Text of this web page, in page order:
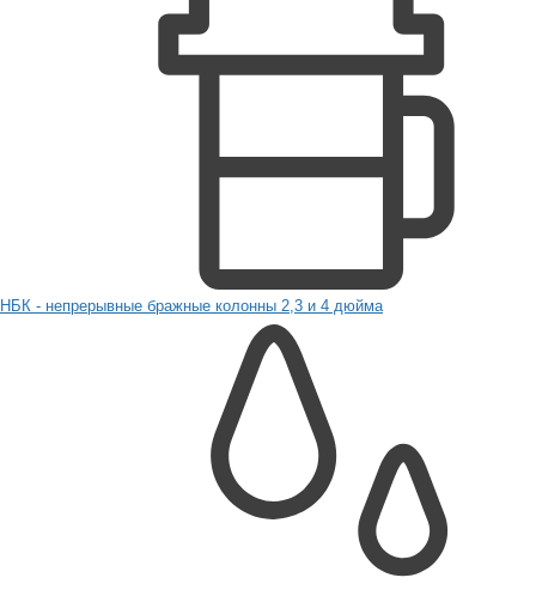
НБК - непрерывные бражные колонны 2,3 и 4 дюйма